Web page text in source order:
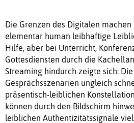
Die Grenzen des Digitalen
elementar human leibhaftige
Hilfe, aber bei Unterricht,
Gottesdiensten durch die
Streaming hindurch zeigte sich:
Gesprächsszenarien ungleich
präsentisch-leiblichen
können durch den Bildschirm
leiblichen Authentizitätssignale